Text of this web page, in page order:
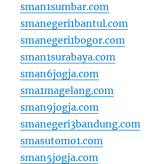
sman1sumbar.com
smanegeri1bantul.com
smanegeri1bogor.com
sman1surabaya.com
sman6jogja.com
sma1magelang.com
sman9jogja.com
smanegeri3bandung.com
smasutomo1.com
sman5jogja.com